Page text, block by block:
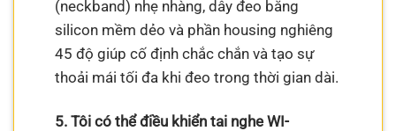
(neckband) nhẹ nhàng, dây đeo bằng
silicon mềm dẻo và phần housing nghiêng
45 độ giúp cố định chắc chắn và tạo sự
thoải mái tối đa khi đeo trong thời gian dài.
5. Tôi có thể điều khiển tai nghe WI-